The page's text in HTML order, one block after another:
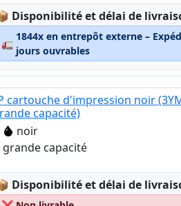
Lagerstatus:
Disponibilité et délai de
🚛
1844x en entrepôt externe –
jours ouvrables
cartouche d'impression noir
capacité)
noir
grande capacité
Lagerstatus:
Disponibilité et délai de